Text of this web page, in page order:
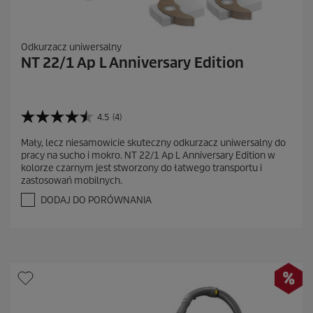
Odkurzacz uniwersalny
NT 22/1 Ap L Anniversary Edition
4.5 (4)
4
5
n
a
5
w
e
k
Mały, lecz niesamowicie skuteczny odkurzacz uniwersalny do
pracy na sucho i mokro. NT 22/1 Ap L Anniversary Edition w
kolorze czarnym jest stworzony do łatwego transportu i
zastosowań mobilnych.
DODAJ DO PORÓWNANIA